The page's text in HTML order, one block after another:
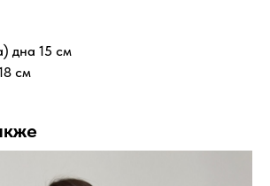
дна 15 см
см